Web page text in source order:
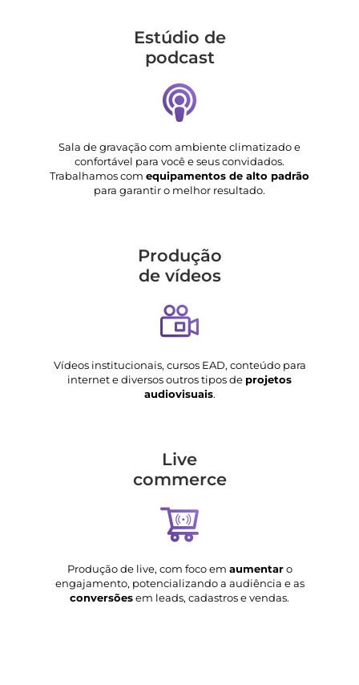
Estúdio de
podcast
Sala de gravação com ambiente climatizado e
confortável para você e seus convidados.
Trabalhamos com equipamentos de alto padrão
para garantir o melhor resultado.
Produção
de vídeos
Vídeos institucionais, cursos EAD, conteúdo para
internet e diversos outros tipos de projetos
audiovisuais.
Live
commerce
Produção de live, com foco em aumentaro
engajamento, potencializando a audiência e as
conversõesem leads, cadastros e vendas.